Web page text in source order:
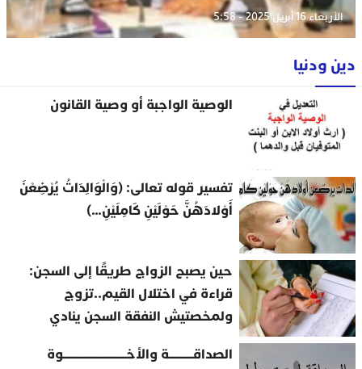
الأربعاء 16 أبريل 2025 - 5:58
دين ودنيا
الوصية الواجبة أو وصية القانون
تفسير قوله تعالى: (وَالْوَالِدَاتُ يُرْضِعْنَ
أَوْلادَهُنَّ حَوْلَيْنِ كَامِلَيْنِ…)
حين يصبح الزواج طريقًا إلى السجن:
قراءة في اختلال القيم..تزوج
ولمخصتيش النفقة السجن ينادي
الصداقــــــــــة والأخــــــــــــــــــــــــــوة